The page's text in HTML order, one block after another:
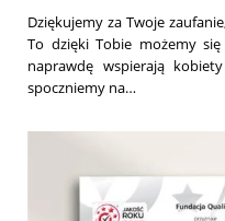
Dziękujemy za Twoje
To dzięki Tobie możemy
naprawdę wspierają
spoczniemy na…